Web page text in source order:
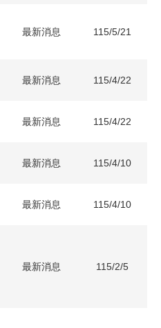
最新消息 115/5/21
最新消息 115/4/22
最新消息 115/4/22
最新消息 115/4/10
最新消息 115/4/10
最新消息 115/2/5